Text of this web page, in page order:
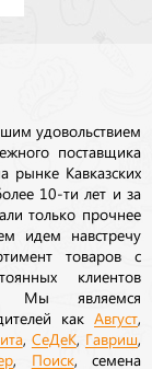
удовольствием
поставщика
рынке Кавказских
10-ти лет и за
только прочнее
идем навстречу
товаров с
клиентов
Мы являемся
как Август
, СеДеК Гавриш
Поиск, семена